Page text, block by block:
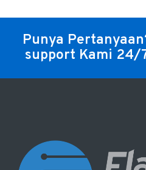
Punya
support Kami 24/